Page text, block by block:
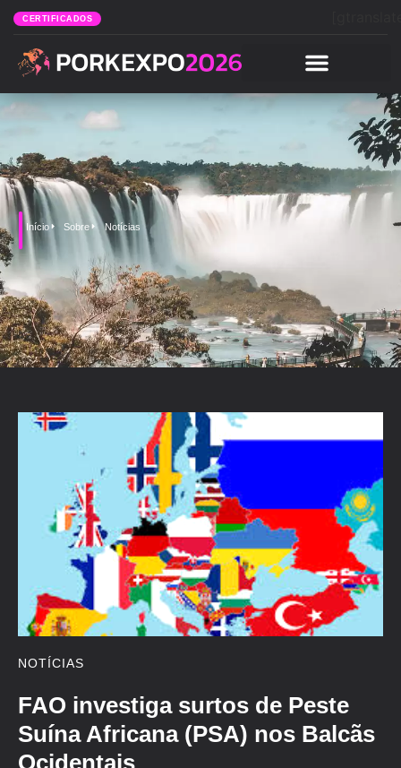
CERTIFICADOS
Início Sobre Notícias
NOTÍCIAS
FAO investiga surtos de Peste
Suína Africana (PSA) nos Balcãs
Ocidentais